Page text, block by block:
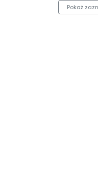
Pokaż